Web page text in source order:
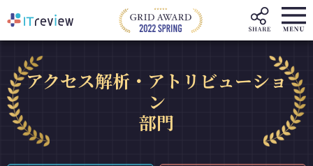
アクセス解析・アトリビューショ
ン
部門